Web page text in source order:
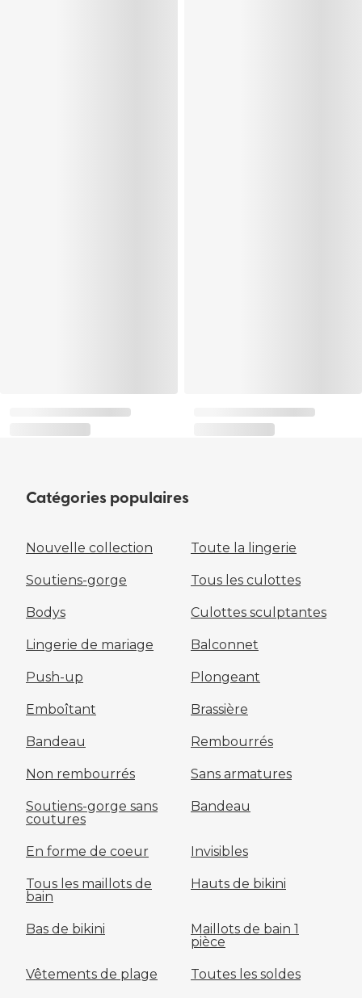
Catégories populaires
Nouvelle collection Toute la lingerie
Soutiens-gorge Tous les culottes
Bodys Culottes sculptantes
Lingerie de mariage Balconnet
Push-up Plongeant
Emboîtant Brassière
Bandeau Rembourrés
Non rembourrés Sans armatures
Soutiens-gorge sans
coutures
Bandeau
En forme de coeur Invisibles
Tous les maillots de
bain
Hauts de bikini
Bas de bikini
Maillots de bain 1
pièce
Vêtements de plage Toutes les soldes